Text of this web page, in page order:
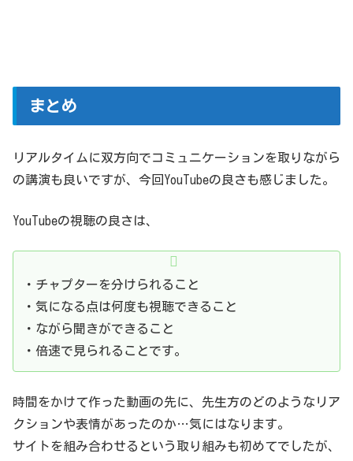
まとめ
リアルタイムに双方向でコミュニケーションを取りながら
の講演も良いですが、今回YouTubeの良さも感じました。
YouTubeの視聴の良さは、
・チャプターを分けられること
・気になる点は何度も視聴できること
・ながら聞きができること
・倍速で見られることです。
時間をかけて作った動画の先に、先生方のどのようなリア
クションや表情があったのか…気にはなります。
サイトを組み合わせるという取り組みも初めてでしたが、